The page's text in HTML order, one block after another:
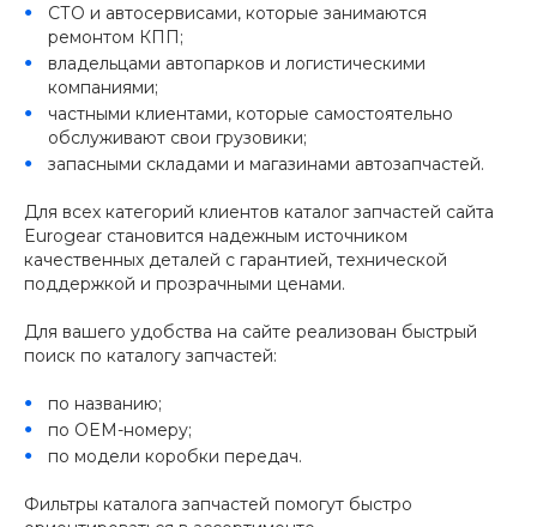
СТО и автосервисами, которые занимаются
ремонтом КПП;
владельцами автопарков и логистическими
компаниями;
частными клиентами, которые самостоятельно
обслуживают свои грузовики;
запасными складами и магазинами автозапчастей.
Для всех категорий клиентов каталог запчастей сайта
Eurogear становится надежным источником
качественных деталей с гарантией, технической
поддержкой и прозрачными ценами.
Для вашего удобства на сайте реализован быстрый
поиск по каталогу запчастей:
по названию;
по OEM-номеру;
по модели коробки передач.
Фильтры каталога запчастей помогут быстро